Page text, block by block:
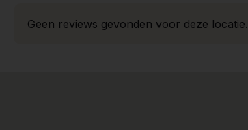
Geen reviews gevonden voor deze locatie.